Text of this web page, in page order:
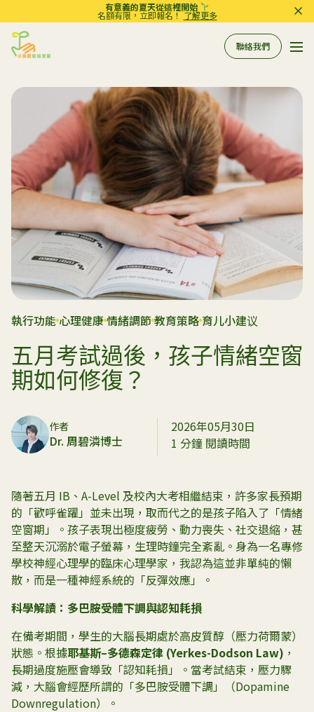
有意義的夏天從這裡開始
名額有限，立即報名！了解更多
Sprout in Motion 聯絡我們
關於我們
所有服務
服務
評估
到校支援服務
常規工作坊
相關資訊
參考資料
執行功能心理健康情緒調節教育策略育儿小建议
五月考試過後，孩子情緒空窗
期如何修復？
作者
Dr. 周碧潾博士
2026年05月30日
1 分鐘 閱讀時間
隨著五月 IB、A-Level 及校內大考相繼結束，許多家長預期
的「歡呼雀躍」並未出現，取而代之的是孩子陷入了「情緒
空窗期」。孩子表現出極度疲勞、動力喪失、社交退縮，甚
至整天沉溺於電子螢幕，生理時鐘完全紊亂。身為一名專修
學校神經心理學的臨床心理學家，我認為這並非單純的懶
散，而是一種神經系統的「反彈效應」。
科學解讀：多巴胺受體下調與認知耗損
在備考期間，學生的大腦長期處於高皮質醇（壓力荷爾蒙）
狀態。根據耶基斯–多德森定律 (Yerkes-Dodson Law) ，
長期過度施壓會導致「認知耗損」。當考試結束，壓力驟
減，大腦會經歷所謂的「多巴胺受體下調」（Dopamine
Downregulation）。